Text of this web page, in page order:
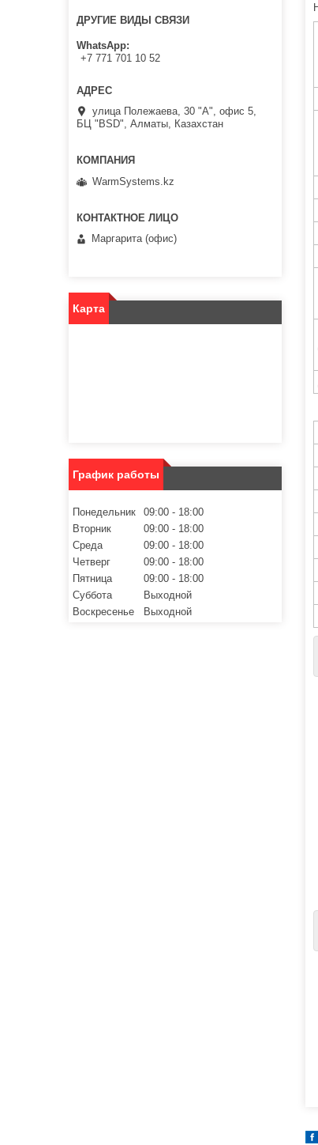
ДРУГИЕ ВИДЫ СВЯЗИ
WhatsApp
+7 771 701 10 52
улица Полежаева, 30 "А", офис 5,
БЦ "BSD", Алматы, Казахстан
WarmSystems.kz
Маргарита (офис)
Карта
График работы
Понедельник 09:00
18:00
Вторник
09:00
18:00
Среда
09:00
18:00
Четверг
09:00
18:00
Пятница
09:00
18:00
Суббота
Выходной
Воскресенье
Выходной